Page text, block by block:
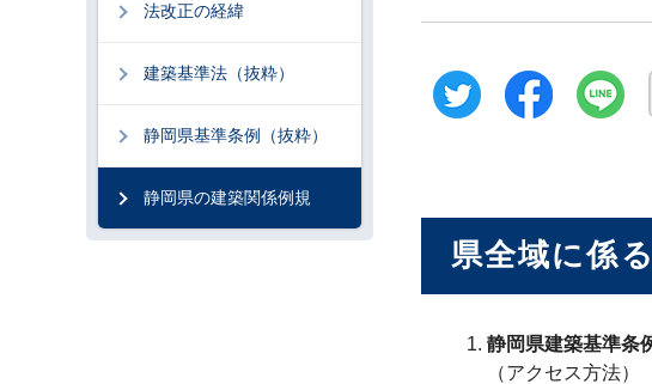
県全域に係
静岡県建築基準条
（アクセス方法）
法改正の経緯
建築基準法（抜粋）
静岡県基準条例（抜粋）
静岡県の建築関係例規